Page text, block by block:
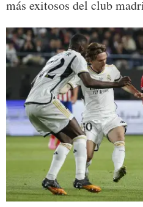
más exitosos del club